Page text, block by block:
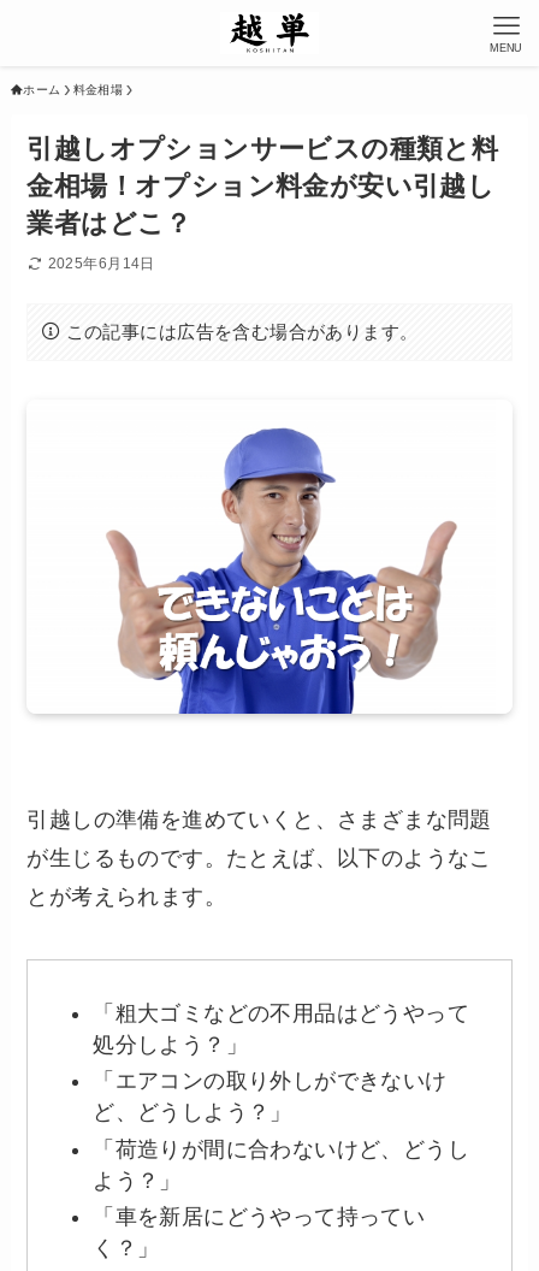
MENU
ホーム 料金相場
引越しオプションサービスの種類と料
金相場！オプション料金が安い引越し
業者はどこ？
2025年6月14日
この記事には広告を含む場合があります。
引越しの準備を進めていくと、さまざまな問題
が生じるものです。たとえば、以下のようなこ
とが考えられます。
「粗大ゴミなどの不用品はどうやって
処分しよう？」
「エアコンの取り外しができないけ
ど、どうしよう？」
「荷造りが間に合わないけど、どうし
よう？」
「車を新居にどうやって持ってい
く？」